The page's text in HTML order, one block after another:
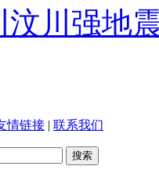
汶川强地
情链接 | 联系我们